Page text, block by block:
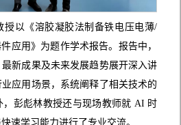
授以《溶胶凝胶法制备铁电压电薄/
应用》为题作学术报告。报告中，
新成果及未来发展趋势展开深入讲
应用场景，系统阐释了相关技术的
，彭彪林教授还与现场教师就 AI 时
速学习能力进行了专业交流。